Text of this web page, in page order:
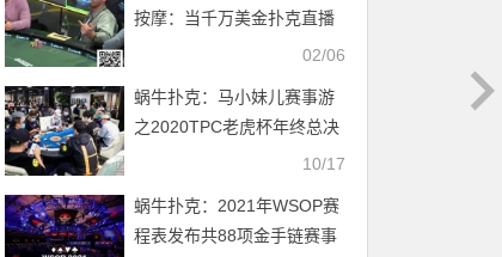
按摩：当千万美金扑克直播
02/06
蜗牛扑克：马小妹儿赛事游
之2020TPC老虎杯年终总决
10/17
蜗牛扑克：2021年WSOP赛
程表发布共88项金手链赛事